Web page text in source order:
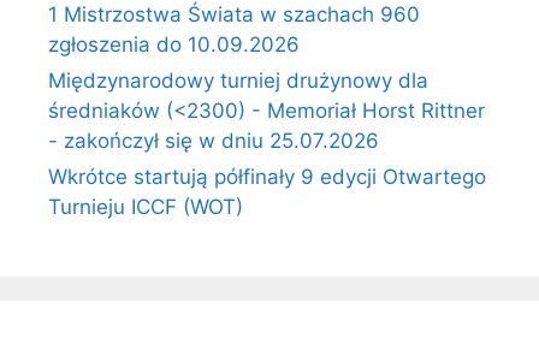
1 Mistrzostwa Świata w szachach 960
zgłoszenia do 10.09.2026
Międzynarodowy turniej drużynowy dla
średniaków (<2300) - Memoriał Horst Rittner
- zakończył się w dniu 25.07.2026
Wkrótce startują półfinały 9 edycji Otwartego
Turnieju ICCF (WOT)